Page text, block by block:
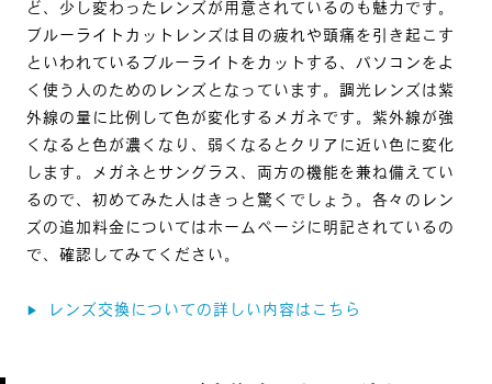
ど、少し変わったレンズが用意されているのも魅力です。
ブルーライトカットレンズは目の疲れや頭痛を引き起こす
といわれているブルーライトをカットする、パソコンをよ
く使う人のためのレンズとなっています。調光レンズは紫
外線の量に比例して色が変化するメガネです。紫外線が強
くなると色が濃くなり、弱くなるとクリアに近い色に変化
します。メガネとサングラス、両方の機能を兼ね備えてい
るので、初めてみた人はきっと驚くでしょう。各々のレン
ズの追加料金についてはホームページに明記されているの
で、確認してみてください。
▶ レンズ交換についての詳しい内容はこちら